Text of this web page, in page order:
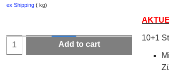
ex Shipping kg
Add to cart
10+1